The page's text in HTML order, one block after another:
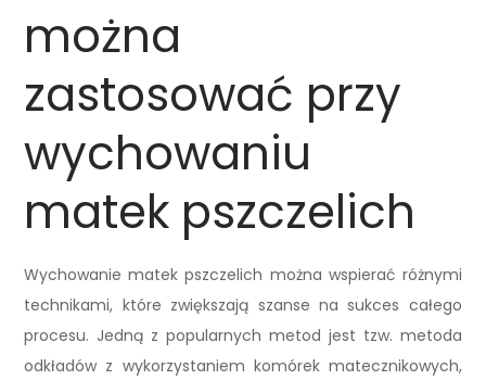
można
zastosować przy
wychowaniu
matek pszczelich
Wychowanie matek pszczelich można wspierać różnymi
technikami, które zwiększają szanse na sukces całego
procesu. Jedną z popularnych metod jest tzw. metoda
odkładów z wykorzystaniem komórek matecznikowych,